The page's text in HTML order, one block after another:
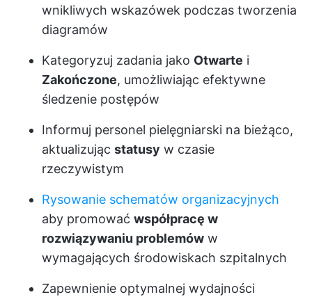
wnikliwych wskazówek podczas tworzenia
diagramów
Kategoryzuj zadania jako Otwarte i
Zakończone, umożliwiając efektywne
śledzenie postępów
Informuj personel pielęgniarski na bieżąco,
aktualizując statusy w czasie
rzeczywistym
Rysowanie schematów organizacyjnych
aby promować współpracę w
rozwiązywaniu problemów w
wymagających środowiskach szpitalnych
Zapewnienie optymalnej wydajności